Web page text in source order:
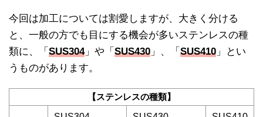
今回は加工については割愛しますが、大きく分ける
と、一般の方でも目にする機会が多いステンレスの種
類に、「 SUS304」や「 SUS430 」、「 SUS410 」とい
うものがあります。
【ステンレスの種類】